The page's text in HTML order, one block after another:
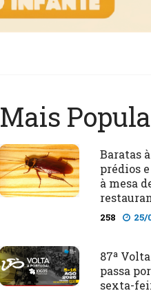
Mais
Baratas
prédios
à mesa
258 25/
87ª
passa
sexta-